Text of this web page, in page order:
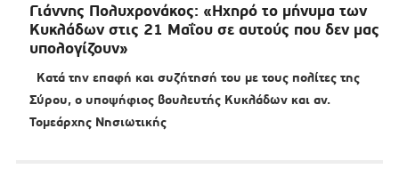
Γιάννης Πολυχρονάκος: «Ηχηρό το μήνυμα των
Κυκλάδων στις 21 Μαΐου σε αυτούς που δεν μας
υπολογίζουν»
Κατά την επαφή και συζήτησή του με τους πολίτες της
Σύρου, ο υποψήφιος βουλευτής Κυκλάδων και αν.
Τομεάρχης Νησιωτικής